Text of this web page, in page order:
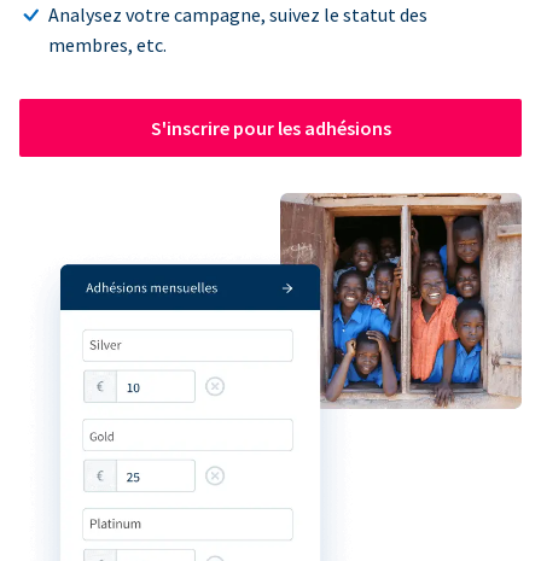
Analysez votre campagne, suivez le statut des
membres, etc.
S'inscrire pour les adhésions